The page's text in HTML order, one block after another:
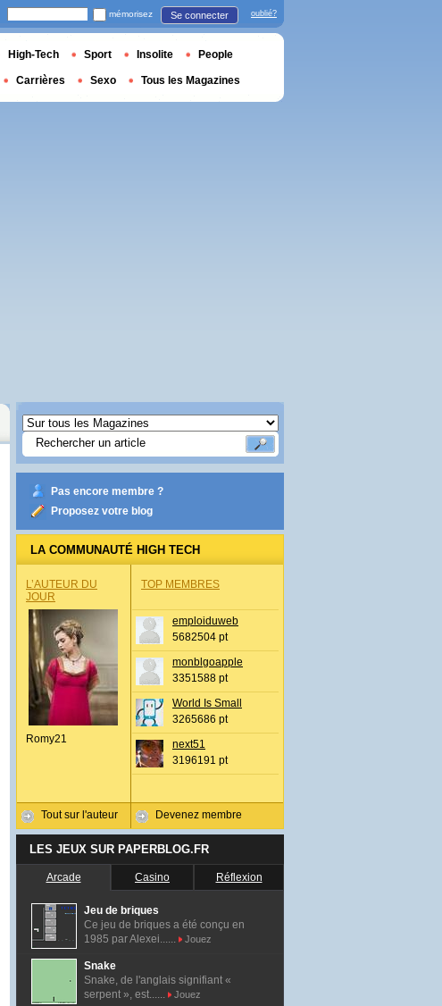
Pas encore membre ?
Proposez votre blog
LA COMMUNAUTÉ HIGH TECH
L’AUTEUR DU
JOUR
Romy21
Tout sur l'auteur
TOP MEMBRES
emploiduweb
5682504 pt
monblgoapple
3351588 pt
World Is Small
3265686 pt
next51
3196191 pt
Devenez membre
LES JEUX SUR PAPERBLOG.FR
Arcade Casino Réflexion
Jeu de briques
Ce jeu de briques a été conçu en
1985 par Alexei......
Jouez
Snake
Snake, de l'anglais signifiant «
serpent », est......
Jouez
mémorisez Se connecter oublié?
High-Tech Sport Insolite People
Carrières Sexo Tous les Magazines